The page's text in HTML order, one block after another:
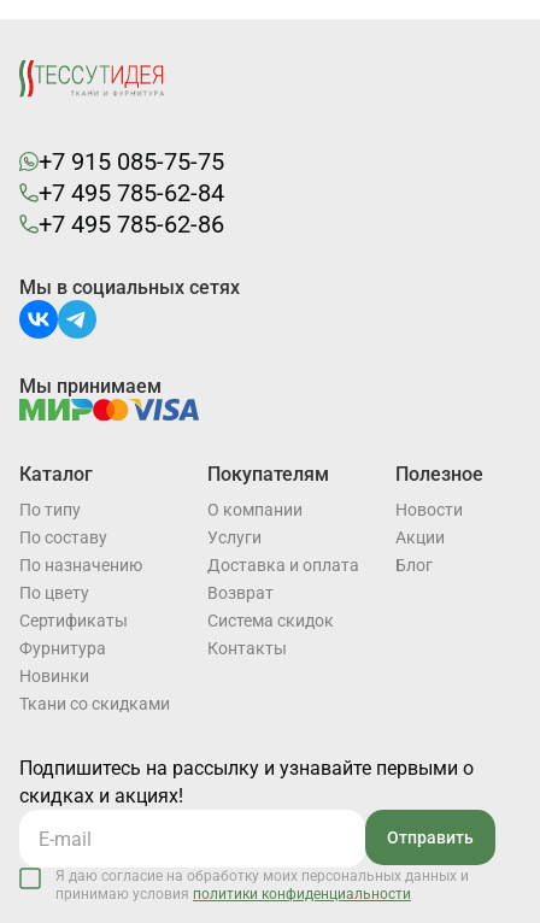
+7 915 085-75-75
+7 495 785-62-84
+7 495 785-62-86
Каталог
По типу
По составу
По назначению
По цвету
Cертификаты
Фурнитура
Новинки
Ткани со скидками
Покупателям
О компании
Услуги
Доставка и оплата
Возврат
Система скидок
Контакты
Полезное
Новости
Акции
Блог
Подпишитесь на рассылку и узнавайте первыми о
скидках и акциях!
Отправить
Я даю согласие на обработку моих персональных данных и
принимаю условия политики конфиденциальности
Мы в социальных сетях
Мы принимаем